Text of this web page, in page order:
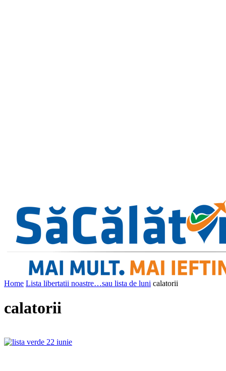
Home Lista libertatii noastre…sau lista de luni calatorii
calatorii